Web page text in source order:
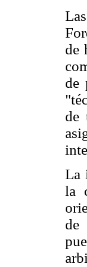
de
de
de
La
la
de